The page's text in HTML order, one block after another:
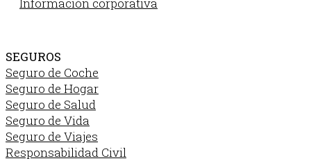
SEGUROS
Seguro de Coche
Seguro de Hogar
Seguro de Salud
Seguro de Vida
Seguro de Viajes
Responsabilidad Civil